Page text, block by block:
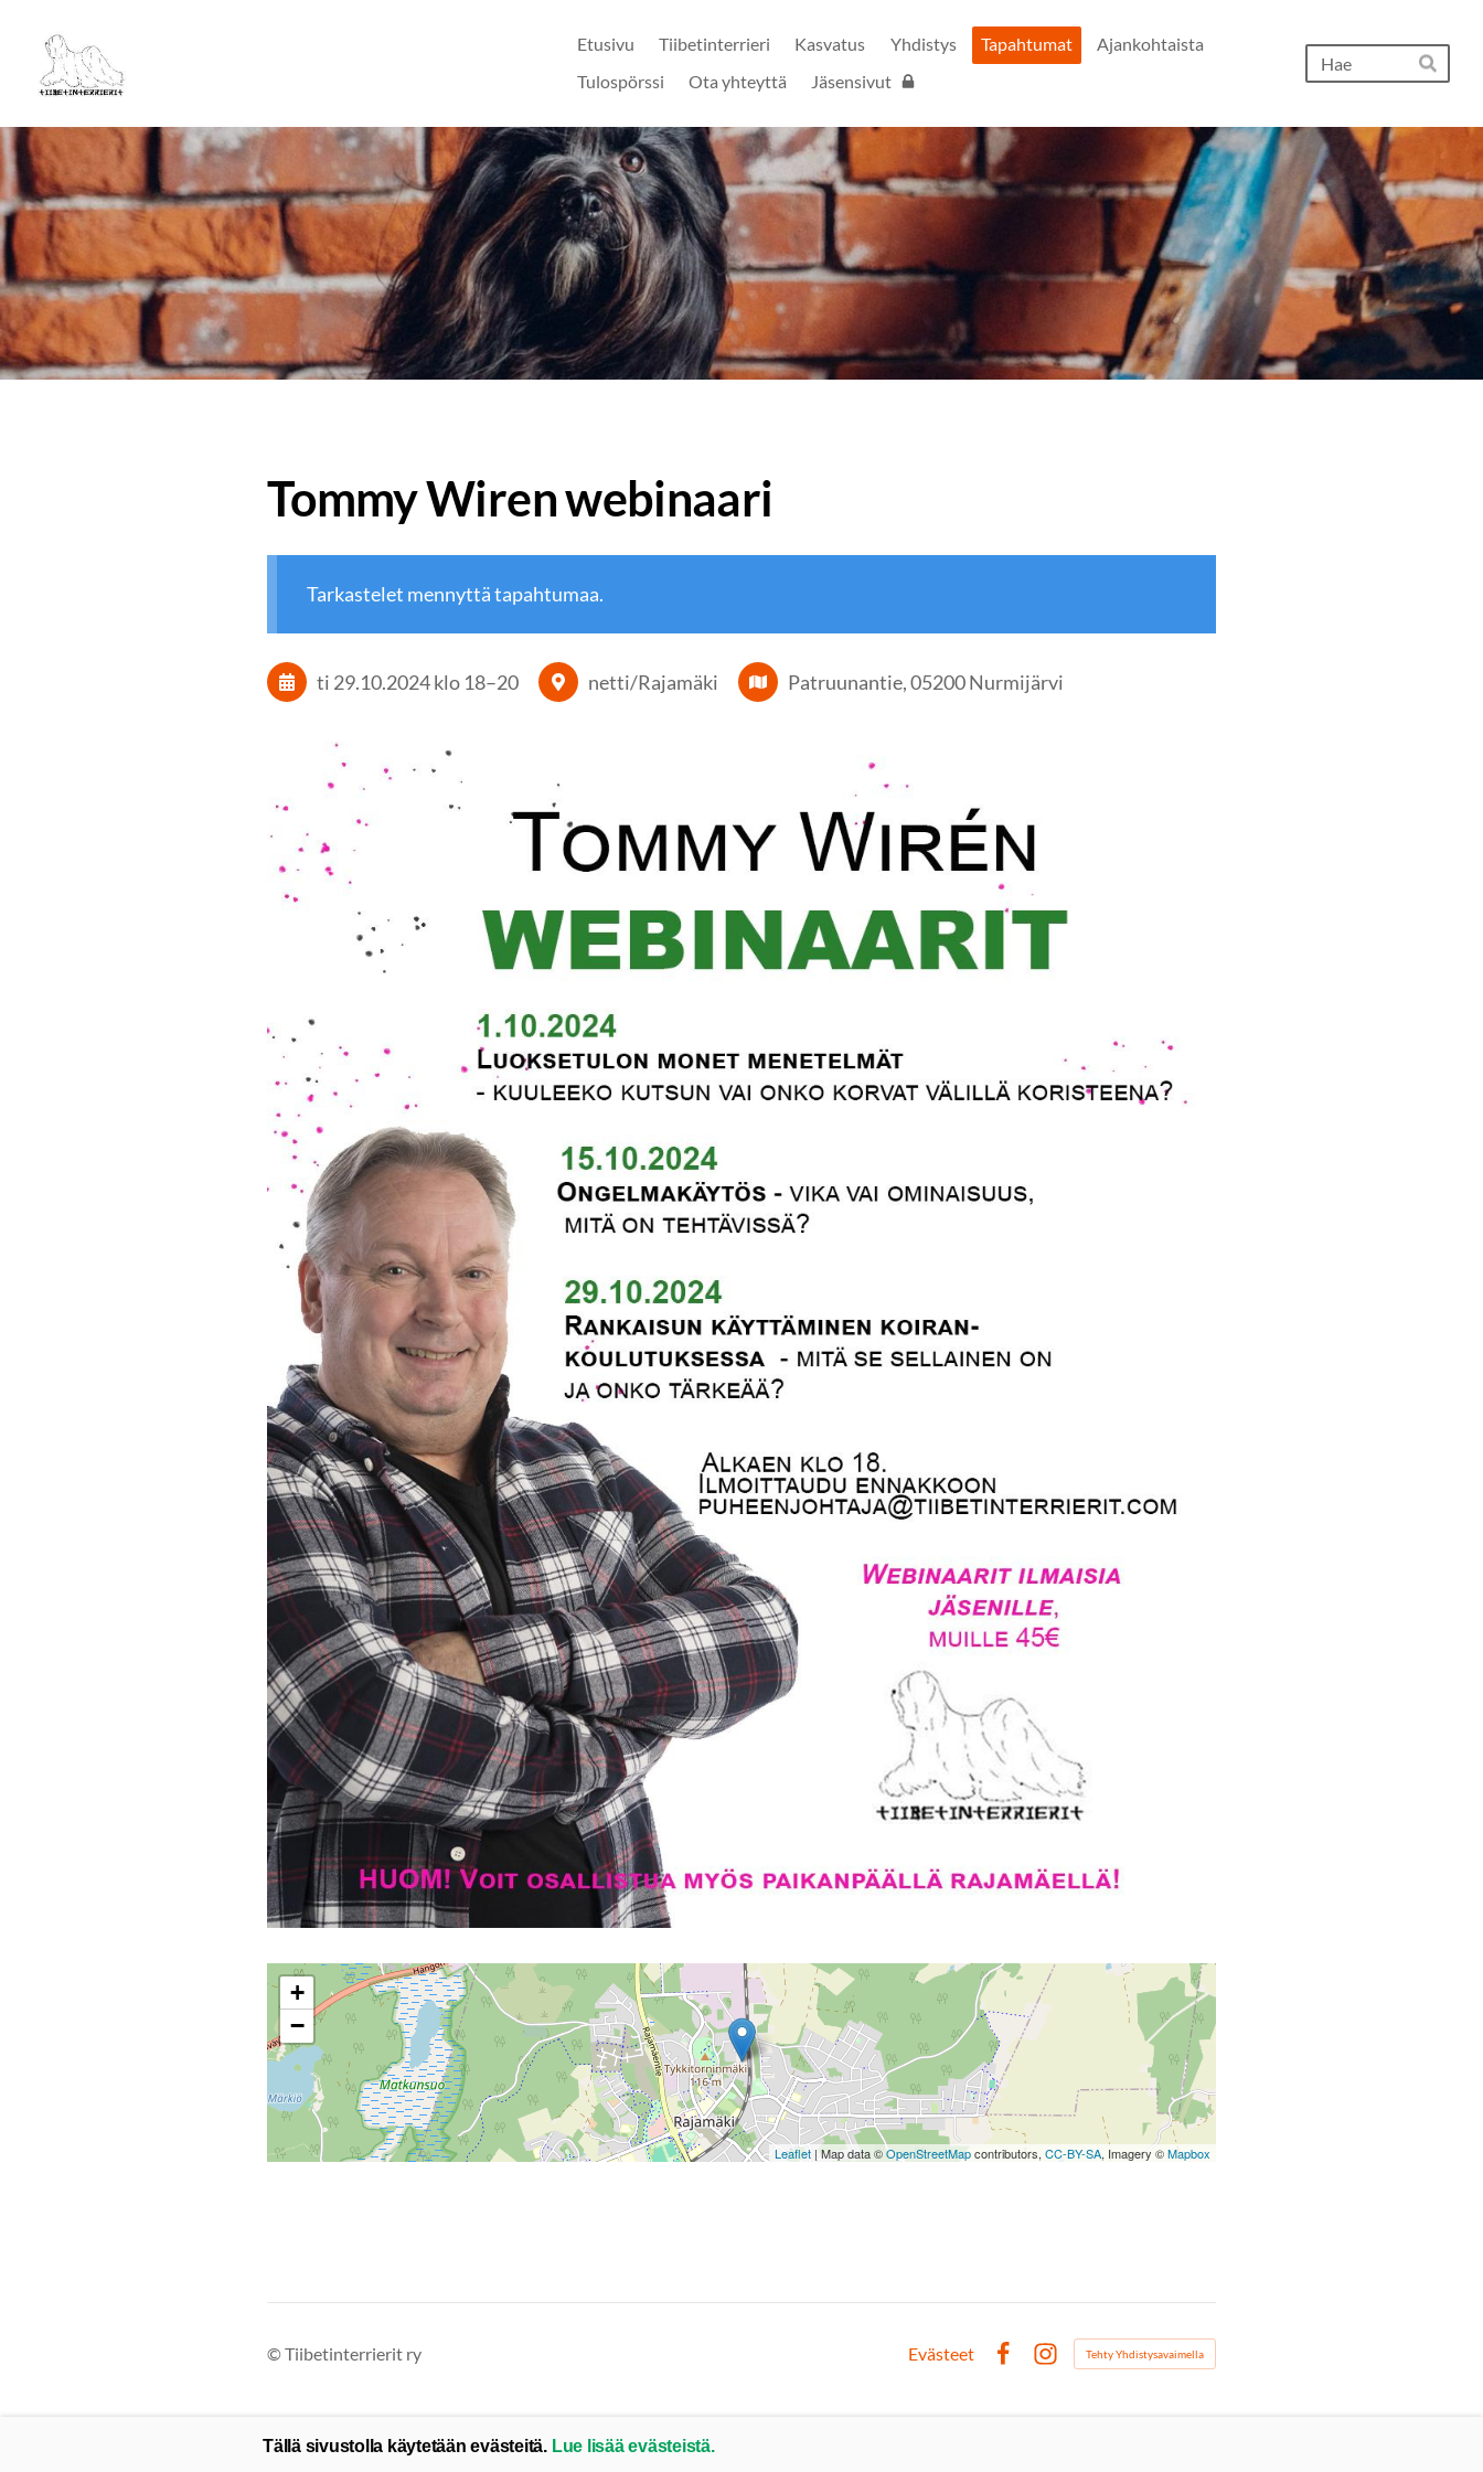
sivun
sisältöön
Tiibetinterrierit ry
Etusivu Tiibetinterrieri Kasvatus Yhdistys Tapahtumat
Ajankohtaista
Tulospörssi
Ota yhteyttä Jäsensivut Hae
Tommy Wiren webinaari
Tarkastelet mennyttä tapahtumaa.
ti 29.10.2024klo 18–20 netti/Rajamäki Patruunantie, 05200 Nurmijärvi
+
−
Leaflet | Map data ©OpenStreetMapcontributors, CC-BY-SA, Imagery ©Mapbox
©Tiibetinterrierit ry
Evästeet
Instagram
Tehty Yhdistysavaimella
Tällä sivustolla käytetään evästeitä. Lue lisää evästeistä.